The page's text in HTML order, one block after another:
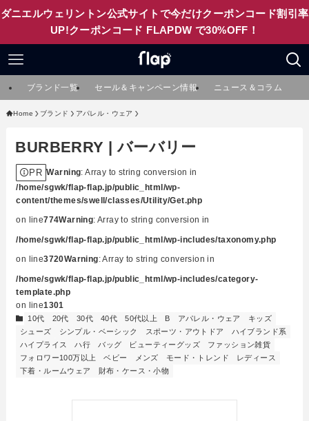
ダニエルウェリントン公式サイトで今だけクーポンコード割引率
UP!クーポンコード FLAPDW で30%OFF！
ブランド一覧 セール＆キャンペーン情報 ニュース＆コラム
Home ブランド アパレル・ウェア
BURBERRY | バーバリー
PR Warning: Array to string conversion in
/home/sgwk/flap-flap.jp/public_html/wp-
content/themes/swell/classes/Utility/Get.php
on line774Warning: Array to string conversion in
/home/sgwk/flap-flap.jp/public_html/wp-includes/taxonomy.php
on line3720Warning: Array to string conversion in
/home/sgwk/flap-flap.jp/public_html/wp-includes/category-
template.php
on line1301
10代 20代 30代 40代 50代以上 B アパレル・ウェア
キッズ
シューズ
シンプル・ベーシック スポーツ・アウトドア
ハイブランド系
ハイプライス
ハ行 バッグ ビューティーグッズ
ファッション雑貨
フォロワー100万以上
ベビー メンズ モード・トレンド
レディース
下着・ルームウェア
財布・ケース・小物